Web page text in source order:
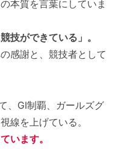
本質を言葉にしていま
技ができている」。
感謝と、競技者として
、GI制覇、ガールズグ
線を上げている。
います。